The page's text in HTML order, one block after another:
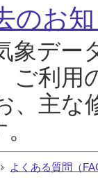
のお
象デー
ご利用
、主な
よくある質問（